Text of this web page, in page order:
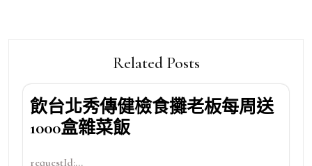
Related Posts
飲台北秀傳健檢食攤老板每周送
1000盒雜菜飯
requestId:...